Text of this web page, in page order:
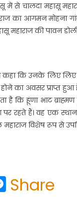
में से चालदा महासू
का आगमन मोहना
महाराज की पावन
कहा कि उनके लिए लिए
का अवसर प्राप्त
है कि हूंणा भाट
पर रहते हैं। वह एक
महाराज विशेष रूप से
Share